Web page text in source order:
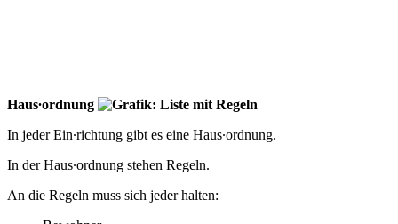
Haus∙ordnung
In jeder Ein∙richtung gibt es eine Haus∙ordnung.
In der Haus∙ordnung stehen Regeln.
An die Regeln muss sich jeder halten: